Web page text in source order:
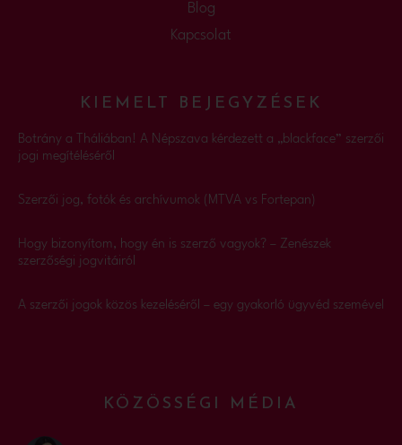
Blog
Kapcsolat
KIEMELT BEJEGYZÉSEK
Botrány a Tháliában! A Népszava kérdezett a „blackface” szerzői
jogi megítéléséről
Szerzői jog, fotók és archívumok (MTVA vs Fortepan)
Hogy bizonyítom, hogy én is szerző vagyok? – Zenészek
szerzőségi jogvitáiról
A szerzői jogok közös kezeléséről – egy gyakorló ügyvéd szemével
KÖZÖSSÉGI MÉDIA